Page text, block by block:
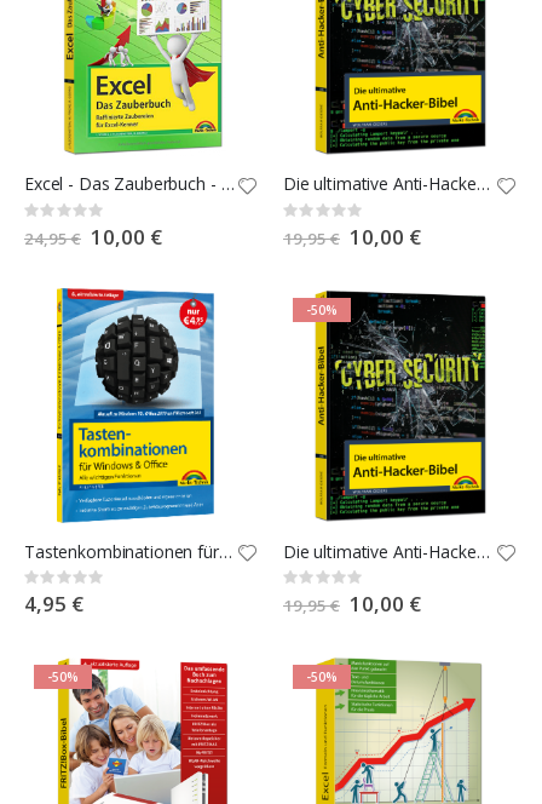
Excel - Das Zauberbuch - aktualisierte Auflage!
Rating:
0%
24,95 € Special
Price
10,00 €
Die ultimative Anti-Hacker-Bibel
Rating:
0%
19,95 € Special
Price
10,00 €
Tastenkombinationen für Windows & Office - aktualisierte Auflage
Rating:
0%
4,95 €
-50%
Die ultimative Anti-Hacker-Bibel
Rating:
0%
19,95 € Special
Price
10,00 €
-50% -50%